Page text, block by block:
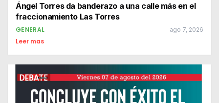
Ángel Torres da banderazo a una calle más en el
fraccionamiento Las Torres
GENERAL ago 7, 2026
Leer mas